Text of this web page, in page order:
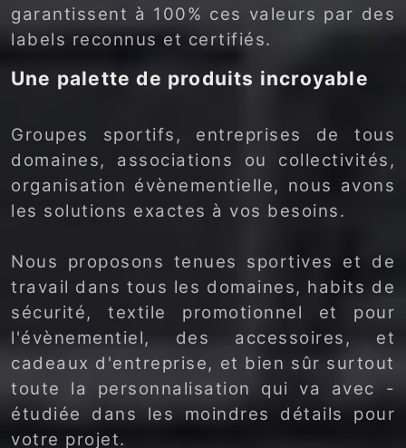
garantissent à 100% ces valeurs par des
labels reconnus et certifiés.
Une palette de produits incroyable
Groupes sportifs, entreprises de tous
domaines, associations ou collectivités,
organisation évènementielle, nous avons
les solutions exactes à vos besoins.
Nous proposons tenues sportives et de
travail dans tous les domaines, habits de
sécurité, textile promotionnel et pour
l'évènementiel, des accessoires, et
cadeaux d'entreprise, et bien sûr surtout
toute la personnalisation qui va avec -
étudiée dans les moindres détails pour
votre projet.